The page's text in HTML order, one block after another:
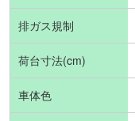
排ガス規制
荷台寸法(cm)
車体色